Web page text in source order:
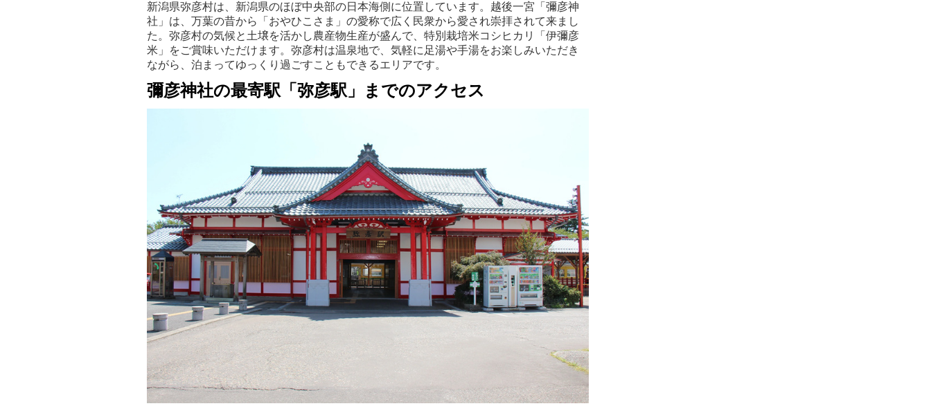
新潟県弥彦村は、新潟県のほぼ中央部の日本海側に位置しています。越後一宮「彌彦神
社」は、万葉の昔から「おやひこさま」の愛称で広く民衆から愛され崇拝されて来まし
た。弥彦村の気候と土壌を活かし農産物生産が盛んで、特別栽培米コシヒカリ「伊彌彦
米」をご賞味いただけます。弥彦村は温泉地で、気軽に足湯や手湯をお楽しみいただき
ながら、泊まってゆっくり過ごすこともできるエリアです。
彌彦神社の最寄駅「弥彦駅」までのアクセス